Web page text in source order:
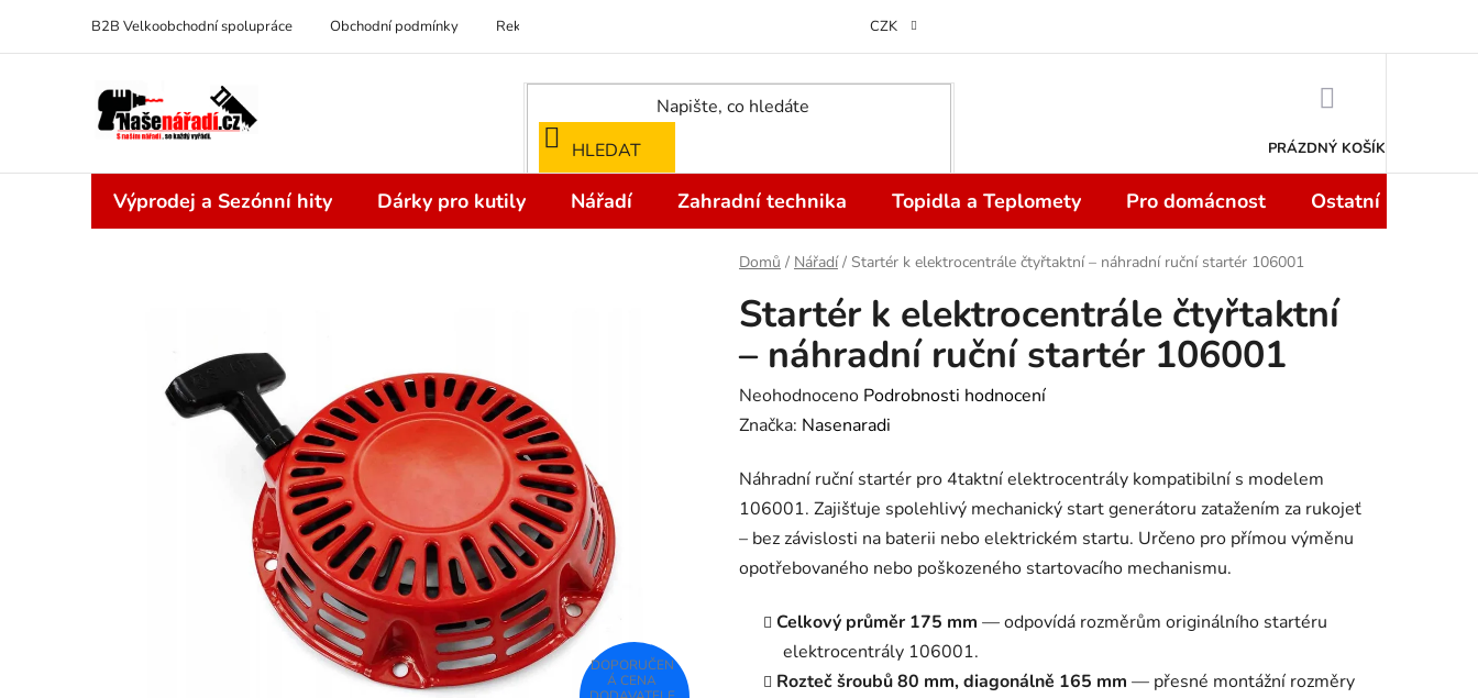
obsah
B2B Velkoobchodní spolupráce Obchodní podmínky Reklamace Odstoupení od kupní smlouvy do 14 dní
CZK
HLEDAT PRÁZDNÝ KOŠÍK
Výprodej a Sezónní hity Dárky pro kutily Nářadí Zahradní technika Topidla a Teplomety Pro domácnost Ostatní
Domů / Nářadí / Startér k elektrocentrále čtyřtaktní – náhradní ruční startér 106001
Startér k elektrocentrále čtyřtaktní
– náhradní ruční startér 106001
Průměrné
hodnocení
je
0,0
z
5
Neohodnoceno Podrobnosti hodnocení
Značka: Nasenaradi
Náhradní ruční startér pro 4taktní elektrocentrály kompatibilní s modelem
106001. Zajišťuje spolehlivý mechanický start generátoru zatažením za rukojeť
– bez závislosti na baterii nebo elektrickém startu. Určeno pro přímou výměnu
opotřebovaného nebo poškozeného startovacího mechanismu.
Celkový průměr 175 mm — odpovídá rozměrům originálního startéru
elektrocentrály 106001.
Rozteč šroubů 80 mm, diagonálně 165 mm — přesné montážní rozměry